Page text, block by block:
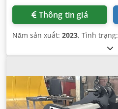
Thông tin giá
Năm sản xuất: 2023, Tình trạng: